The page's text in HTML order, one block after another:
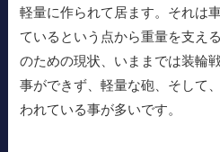
軽量に作られて居ます。それは
ているという点から重量を支え
のための現状、いままでは装輪
事ができず、軽量な砲、そして
われている事が多いです。